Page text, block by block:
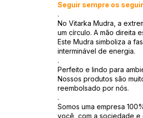
Seguir sempre os
.
No Vitarka Mudra, a
um círculo. A mão direita
Este Mudra simboliza a
interminável de energia.
.
Perfeito e lindo para
Nossos produtos são
reembolsado por nós.
.
Somos uma empresa
você, com a sociedade e